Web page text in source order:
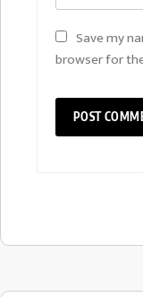
Save my
browser for